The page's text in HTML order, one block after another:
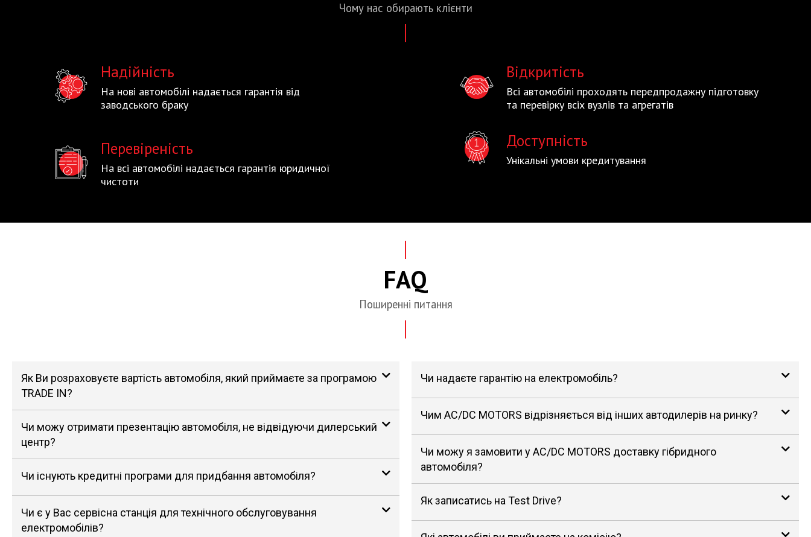
Чому нас обираютьклієнти
Надійність
На нові автомобілі надається гарантія від
заводського браку
Перевіреність
На всі автомобілі надається гарантія юридичної
чистоти
Відкритість
Всі автомобілі проходять передпродажну підготовку
та перевірку всіх вузлів та агрегатів
Доступність
Унікальні умови кредитування
FAQ
Поширенні питання
Як Ви розраховуєте вартість автомобіля, який приймаєте за програмою
TRADE IN?
Чи можу отримати презентацію автомобіля, не відвідуючи дилерський
центр?
Чи існують кредитні програми для придбання автомобіля?
Чи є у Вас сервісна станція для технічного обслуговування
електромобілів?
Чи надаєте гарантію на електромобіль?
Чим AC/DC MOTORS відрізняється від інших автодилерів на ринку?
Чи можу я замовити у AC/DC MOTORS доставку гібридного
автомобіля?
Як записатись на Test Drive?